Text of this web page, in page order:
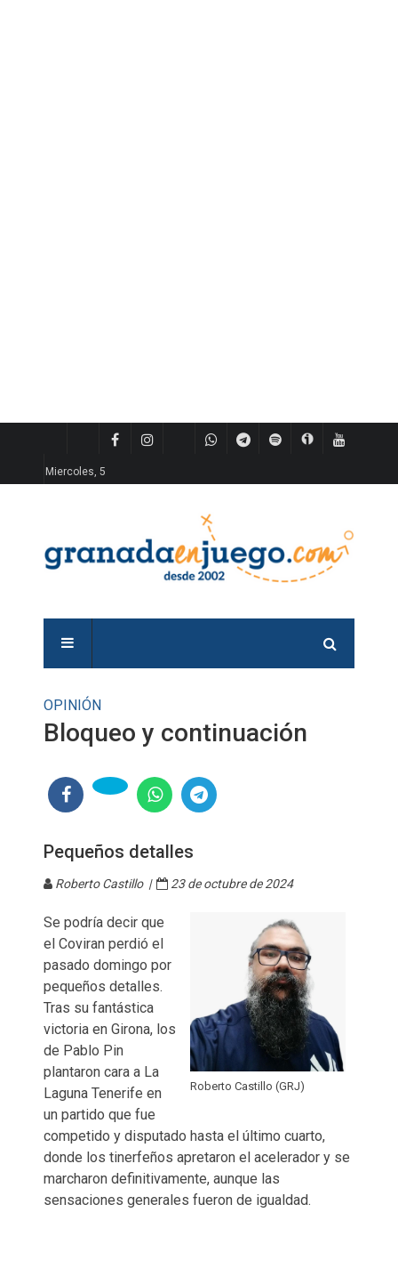
Miercoles, 5
OPINIÓN
Bloqueo y continuación
Pequeños detalles
Roberto Castillo | 23 de octubre de 2024
Roberto Castillo (GRJ)
Se podría decir que
el Coviran perdió el
pasado domingo por
pequeños detalles.
Tras su fantástica
victoria en Girona, los
de Pablo Pin
plantaron cara a La
Laguna Tenerife en
un partido que fue
competido y disputado hasta el último cuarto,
donde los tinerfeños apretaron el acelerador y se
marcharon definitivamente, aunque las
sensaciones generales fueron de igualdad.